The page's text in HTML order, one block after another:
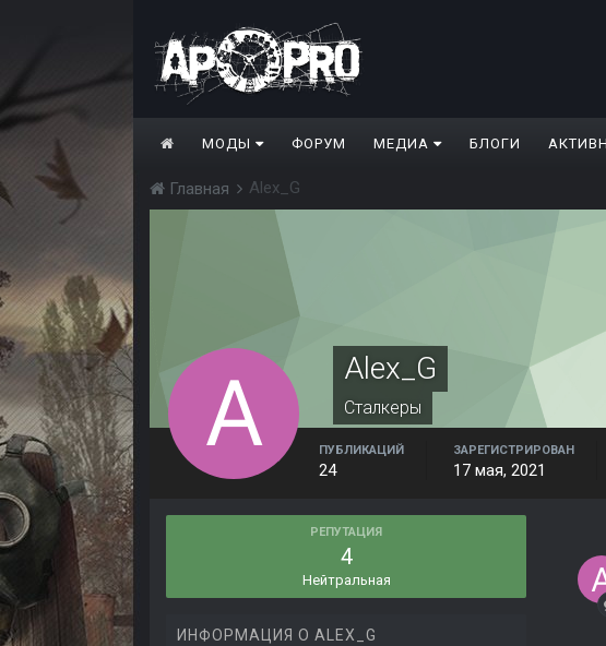
МОДЫ ФОРУМ МЕДИА БЛОГИ
Главная Alex_G
Alex_G
Сталкеры
ПУБЛИКАЦИЙ
24
ЗАРЕГИСТРИРОВАН
17 мая, 2021
РЕПУТАЦИЯ
4
Нейтральная
ИНФОРМАЦИЯ О ALEX_G